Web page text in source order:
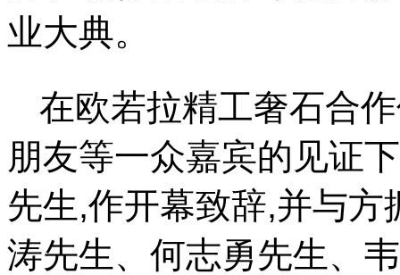
业大典。
在欧若拉精工奢石合
朋友等一众嘉宾的见证
先生,作开幕致辞,并与
涛先生、何志勇先生、